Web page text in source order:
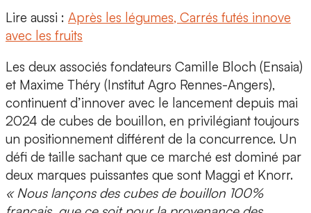
Lire aussi : Après les légumes, Carrés futés innove
avec les fruits
Les deux associés fondateurs Camille Bloch (Ensaia)
et Maxime Théry (Institut Agro Rennes-Angers),
continuent d’innover avec le lancement depuis mai
2024 de cubes de bouillon, en privilégiant toujours
un positionnement différent de la concurrence. Un
défi de taille sachant que ce marché est dominé par
deux marques puissantes que sont Maggi et Knorr.
« Nous lançons des cubes de bouillon 100%